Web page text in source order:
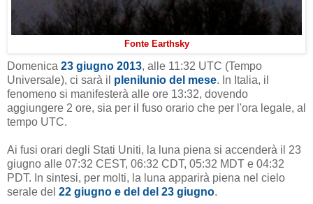
Fonte Earthsky
Domenica 23 giugno 2013, alle 11:32 UTC (Tempo
Universale), ci sarà il plenilunio del mese. In Italia, il
fenomeno si manifesterà alle ore 13:32, dovendo
aggiungere 2 ore, sia per il fuso orario che per l'ora legale, al
tempo UTC.
Ai fusi orari degli Stati Uniti, la luna piena si accenderà il 23
giugno alle 07:32 CEST, 06:32 CDT, 05:32 MDT e 04:32
PDT. In sintesi, per molti, la luna apparirà piena nel cielo
serale del 22 giugno e del del 23 giugno.